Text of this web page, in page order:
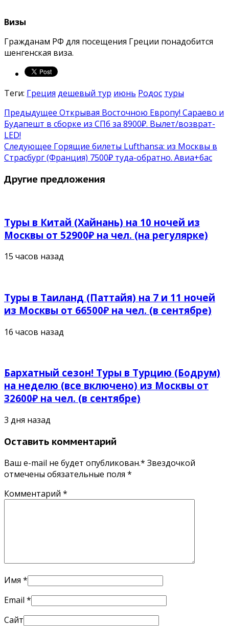
Визы
Гражданам РФ для посещения Греции понадобится
шенгенская виза.
Теги: Греция дешевый тур июнь Родос туры
Предыдущее Открывая Восточною Европу! Сараево и
Будапешт в сборке из СПб за 8900₽. Вылет/возврат-
LED!
Следующее Горящие билеты Lufthansa: из Москвы в
Страсбург (Франция) 7500₽ туда-обратно. Авиа+бас
Другие предложения
Туры в Китай (Хайнань) на 10 ночей из
Москвы от 52900₽ на чел. (на регулярке)
15 часов назад
Туры в Таиланд (Паттайя) на 7 и 11 ночей
из Москвы от 66500₽ на чел. (в сентябре)
16 часов назад
Бархатный сезон! Туры в Турцию (Бодрум)
на неделю (все включено) из Москвы от
32600₽ на чел. (в сентябре)
3 дня назад
Оставить комментарий
Ваш e-mail не будет опубликован.* Звездочкой
отмечены обязательные поля *
Комментарий *
Имя *
Email *
Сайт